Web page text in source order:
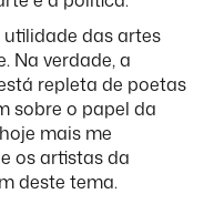
das artes
Na verdade, a
repleta de poetas
sobre o papel da
mais me
os artistas da
deste tema.